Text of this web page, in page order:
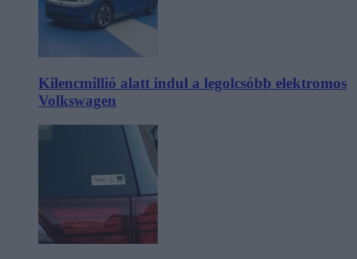
Kilencmillió alatt indul a legolcsóbb elektromos
Volkswagen